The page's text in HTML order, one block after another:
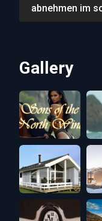
abnehmen im
Gallery